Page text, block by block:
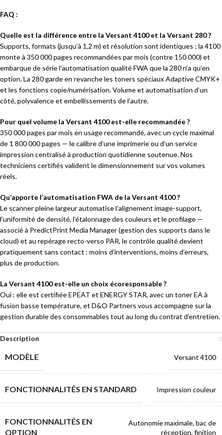
FAQ :
Quelle est la différence entre la Versant 4100 et la Versant 280 ?
Supports, formats (jusqu’à 1,2 m) et résolution sont identiques ; la 4100
monte à 350 000 pages recommandées par mois (contre 150 000) et
embarque de série l’automatisation qualité FWA que la 280 n’a qu’en
option. La 280 garde en revanche les toners spéciaux Adaptive CMYK+
et les fonctions copie/numérisation. Volume et automatisation d’un
côté, polyvalence et embellissements de l’autre.
Pour quel volume la Versant 4100 est-elle recommandée ?
350 000 pages par mois en usage recommandé, avec un cycle maximal
de 1 800 000 pages — le calibre d’une imprimerie ou d’un service
impression centralisé à production quotidienne soutenue. Nos
techniciens certifiés valident le dimensionnement sur vos volumes
réels.
Qu’apporte l’automatisation FWA de la Versant 4100 ?
Le scanner pleine largeur automatise l’alignement image-support,
l’uniformité de densité, l’étalonnage des couleurs et le profilage —
associé à PredictPrint Media Manager (gestion des supports dans le
cloud) et au repérage recto-verso PAR, le contrôle qualité devient
pratiquement sans contact : moins d’interventions, moins d’erreurs,
plus de production.
La Versant 4100 est-elle un choix écoresponsable ?
Oui : elle est certifiée EPEAT et ENERGY STAR, avec un toner EA à
fusion basse température, et D&O Partners vous accompagne sur la
gestion durable des consommables tout au long du contrat d’entretien.
Description
MODÈLE Versant 4100
FONCTIONNALITÉS EN STANDARD Impression couleur
FONCTIONNALITÉS EN
OPTION
Autonomie maximale, bac de
réception, finition